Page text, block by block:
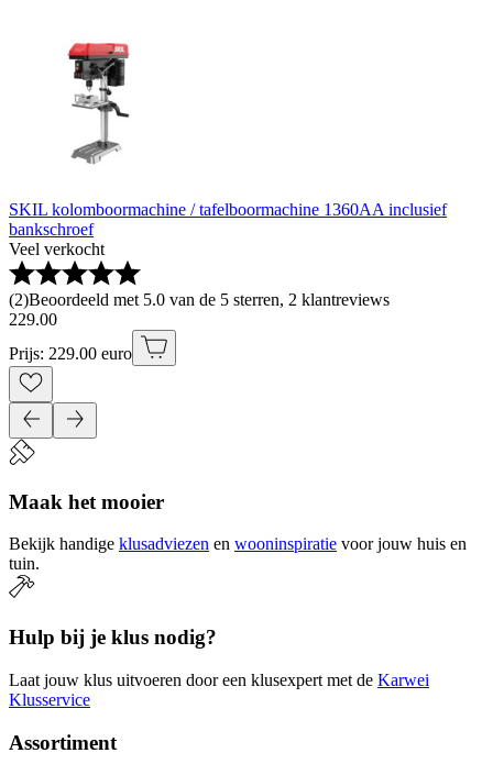
SKIL kolomboormachine / tafelboormachine 1360AA inclusief
bankschroef
Veel verkocht
(2)Beoordeeld met 5.0 van de 5 sterren, 2 klantreviews
229.00
Prijs: 229.00 euro
Maak het mooier
Bekijk handige klusadviezen en wooninspiratie voor jouw huis en
tuin.
Hulp bij je klus nodig?
Laat jouw klus uitvoeren door een klusexpert met de Karwei
Klusservice
Assortiment